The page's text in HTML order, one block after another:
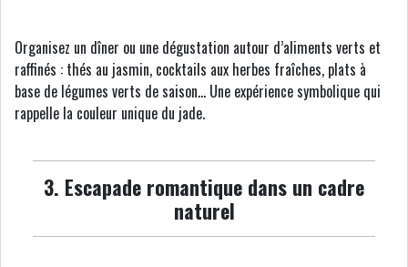
Organisez un dîner ou une dégustation autour d’aliments verts et
raffinés : thés au jasmin, cocktails aux herbes fraîches, plats à
base de légumes verts de saison… Une expérience symbolique qui
rappelle la couleur unique du jade.
3. Escapade romantique dans un cadre
naturel